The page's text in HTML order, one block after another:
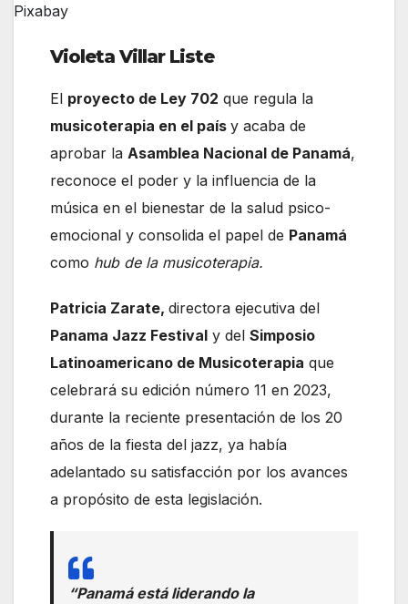
Pixabay
Violeta Villar Liste
El proyecto de Ley 702 que regula la
musicoterapia en el país y acaba de
aprobar la Asamblea Nacional de Panamá,
reconoce el poder y la influencia de la
música en el bienestar de la salud psico-
emocional y consolida el papel de Panamá
como hub de la musicoterapia.
Patricia Zarate, directora ejecutiva del
Panama Jazz Festival y del Simposio
Latinoamericano de Musicoterapia que
celebrará su edición número 11 en 2023,
durante la reciente presentación de los 20
años de la fiesta del jazz, ya había
adelantado su satisfacción por los avances
a propósito de esta legislación.
“Panamá está liderando la